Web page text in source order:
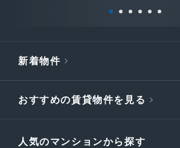
新着物件
おすすめの賃貸物件を見る
人気のマンションから探す